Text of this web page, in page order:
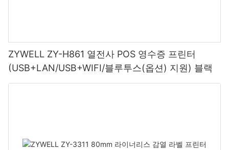
ZYWELL ZY-H861 열전사 POS 영수증 프린터
(USB+LAN/USB+WIFI/블루투스(옵션) 지원) 블랙